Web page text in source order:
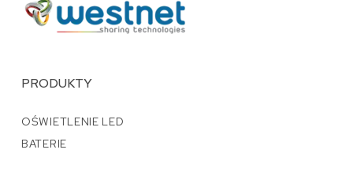
PRODUKTY
OŚWIETLENIE LED
BATERIE